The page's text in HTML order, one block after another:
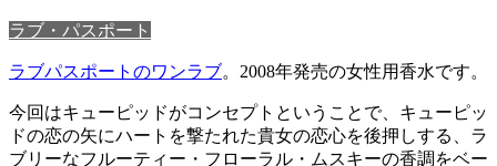
ラブ・パスポート
ラブパスポートのワンラブ。2008年発売の女性用香水です。
今回はキューピッドがコンセプトということで、キューピッ
ドの恋の矢にハートを撃たれた貴女の恋心を後押しする、ラ
ブリーなフルーティー・フローラル・ムスキーの香調をベー